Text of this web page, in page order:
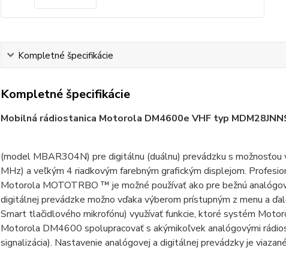
Kompletné špecifikácie
Kompletné špecifikácie
Mobilná rádiostanica Motorola DM4600e VHF typ
(model MBAR304N) pre digitálnu (duálnu) prevádzku s
MHz) a veľkým 4 riadkovým farebným grafickým displejom.
Motorola MOTOTRBO ™ je možné používať ako pre bežnú
digitálnej prevádzke možno vďaka výberom prístupným z menu a
Smart tlačidlového mikrofónu) využívať funkcie, ktoré systém
Motorola DM4600 spolupracovať s akýmikoľvek analógovými
signalizácia). Nastavenie analógovej a digitálnej prevádzky je